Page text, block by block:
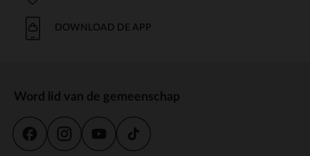
DOWNLOAD DE APP
Word lid van de gemeenschap